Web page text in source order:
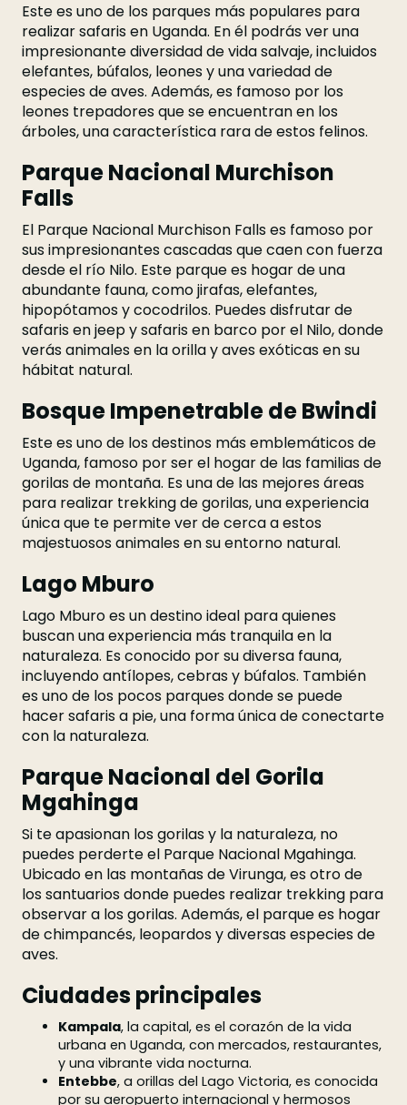
Este es uno de los parques más populares para
realizar safaris en Uganda. En él podrás ver una
impresionante diversidad de vida salvaje, incluidos
elefantes, búfalos, leones y una variedad de
especies de aves. Además, es famoso por los
leones trepadores que se encuentran en los
árboles, una característica rara de estos felinos.
Parque Nacional Murchison
Falls
El Parque Nacional Murchison Falls es famoso por
sus impresionantes cascadas que caen con fuerza
desde el río Nilo. Este parque es hogar de una
abundante fauna, como jirafas, elefantes,
hipopótamos y cocodrilos. Puedes disfrutar de
safaris en jeep y safaris en barco por el Nilo, donde
verás animales en la orilla y aves exóticas en su
hábitat natural.
Bosque Impenetrable de Bwindi
Este es uno de los destinos más emblemáticos de
Uganda, famoso por ser el hogar de las familias de
gorilas de montaña. Es una de las mejores áreas
para realizar trekking de gorilas, una experiencia
única que te permite ver de cerca a estos
majestuosos animales en su entorno natural.
Lago Mburo
Lago Mburo es un destino ideal para quienes
buscan una experiencia más tranquila en la
naturaleza. Es conocido por su diversa fauna,
incluyendo antílopes, cebras y búfalos. También
es uno de los pocos parques donde se puede
hacer safaris a pie, una forma única de conectarte
con la naturaleza.
Parque Nacional del Gorila
Mgahinga
Si te apasionan los gorilas y la naturaleza, no
puedes perderte el Parque Nacional Mgahinga.
Ubicado en las montañas de Virunga, es otro de
los santuarios donde puedes realizar trekking para
observar a los gorilas. Además, el parque es hogar
de chimpancés, leopardos y diversas especies de
aves.
Ciudades principales
Kampala, la capital, es el corazón de la vida
urbana en Uganda, con mercados, restaurantes,
y una vibrante vida nocturna.
Entebbe, a orillas del Lago Victoria, es conocida
por su aeropuerto internacional y hermosos